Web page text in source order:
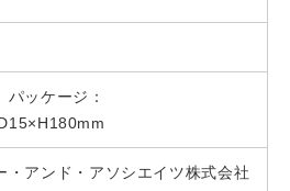
ッケージ：
・アンド・アソシエイツ株式会社